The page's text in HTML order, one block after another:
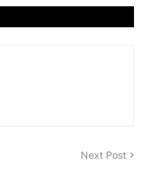
Next Post